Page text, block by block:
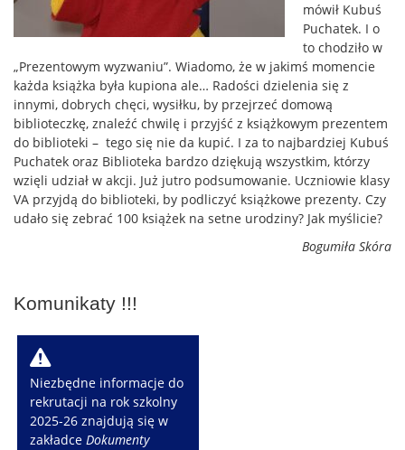
mówił Kubuś
Puchatek. I o
to chodziło w
„Prezentowym wyzwaniu”. Wiadomo, że w jakimś momencie
każda książka była kupiona ale… Radości dzielenia się z
innymi, dobrych chęci, wysiłku, by przejrzeć domową
biblioteczkę, znaleźć chwilę i przyjść z książkowym prezentem
do biblioteki – tego się nie da kupić. I za to najbardziej Kubuś
Puchatek oraz Biblioteka bardzo dziękują wszystkim, którzy
wzięli udział w akcji. Już jutro podsumowanie. Uczniowie klasy
VA przyjdą do biblioteki, by podliczyć książkowe prezenty. Czy
udało się zebrać 100 książek na setne urodziny? Jak myślicie?
Bogumiła Skóra
Komunikaty !!!
W
Niezbędne informacje do
rekrutacji na rok szkolny
2025-26 znajdują się w
zakładceDokumenty